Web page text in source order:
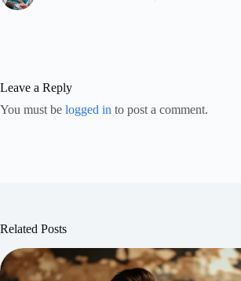
Leave a Reply
You must be logged in to post a comment.
Related Posts